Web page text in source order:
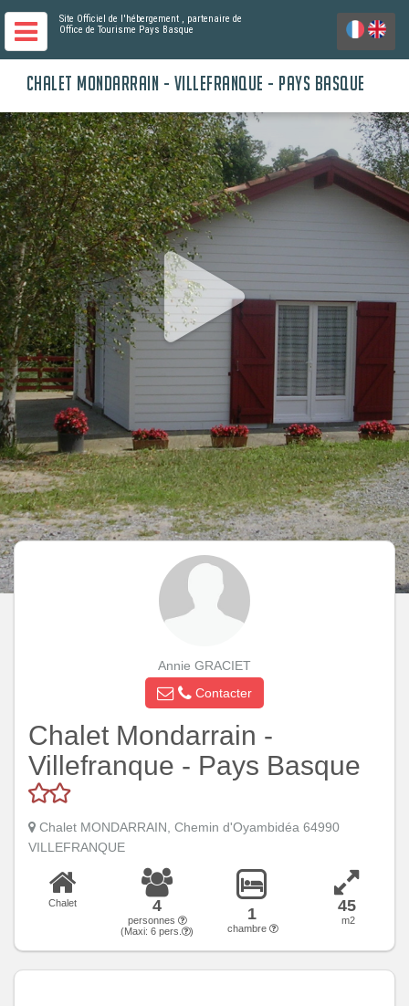
Site Officiel de l'hébergement , partenaire de
Office de Tourisme Pays Basque
CHALET MONDARRAIN - VILLEFRANQUE - PAYS BASQUE
Annie GRACIET
Contacter
Chalet Mondarrain -
Villefranque - Pays Basque
Chalet MONDARRAIN, Chemin d'Oyambidéa 64990
VILLEFRANQUE
Chalet 4
personnes
(Maxi: 6 pers. )
1
chambre
45
m2